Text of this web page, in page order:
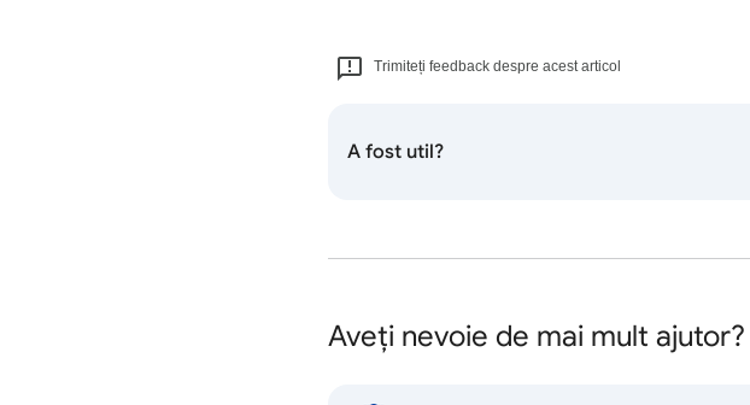
Trimiteți feedback despre acest articol
A fost util?
Aveți nevoie de mai mult ajutor?